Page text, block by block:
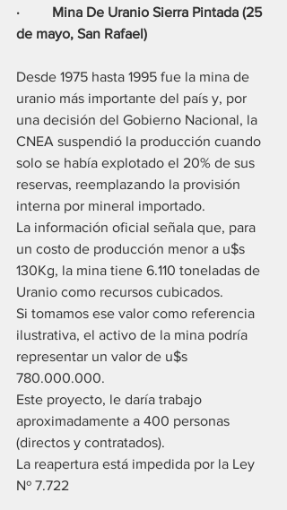
·         Mina De Uranio Sierra Pintada (25
de mayo, San Rafael)
Desde 1975 hasta 1995 fue la mina de
uranio más importante del país y, por
una decisión del Gobierno Nacional, la
CNEA suspendió la producción cuando
solo se había explotado el 20% de sus
reservas, reemplazando la provisión
interna por mineral importado.
La información oficial señala que, para
un costo de producción menor a u$s
130Kg, la mina tiene 6.110 toneladas de
Uranio como recursos cubicados.
Si tomamos ese valor como referencia
ilustrativa, el activo de la mina podría
representar un valor de u$s
780.000.000.
Este proyecto, le daría trabajo
aproximadamente a 400 personas
(directos y contratados).
La reapertura está impedida por la Ley
Nº 7.722